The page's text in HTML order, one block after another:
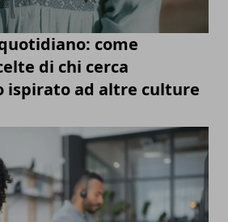
come
di chi cerca
ispirato ad altre culture